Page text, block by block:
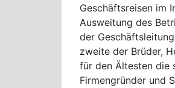
Geschäftsreisen im
Ausweitung des
der
zweite der Brüder,
für den Ältesten die
Firmengründer und